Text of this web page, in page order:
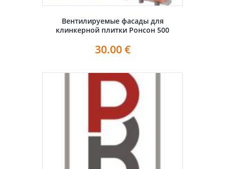
Вентилируемые фасады для
клинкерной плитки Ронсон 500
30.00 €